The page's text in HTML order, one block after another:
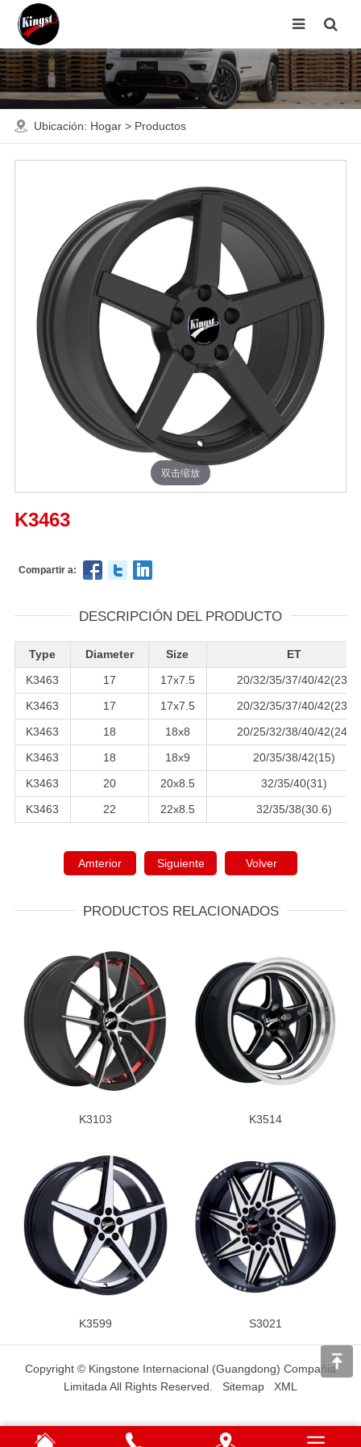
Ubicación: Hogar> Productos
双击缩放
K3463
Compartir a:
DESCRIPCIÓN DEL PRODUCTO
Type Diameter Size
ET
K3463
17 17x7.5
20/32/35/37/40/42(23)
K3463
17 17x7.5
20/32/35/37/40/42(23)
K3463
18 18x8
20/25/32/38/40/42(24)
K3463
18 18x9
20/35/38/42(15)
K3463
20 20x8.5
32/35/40(31)
K3463
22 22x8.5 32/35/38(30.6)
Amterior Siguiente Volver
PRODUCTOS RELACIONADOS
K3103 K3514
K3599 S3021
Copyright © Kingstone Internacional (Guangdong) Compañia
Limitada All Rights Reserved. Sitemap XML